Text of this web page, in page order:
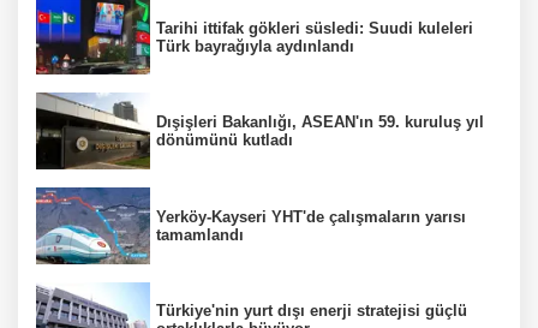
Tarihi ittifak gökleri süsledi: Suudi kuleleri
Türk bayrağıyla aydınlandı
Dışişleri Bakanlığı, ASEAN'ın 59. kuruluş yıl
dönümünü kutladı
Yerköy-Kayseri YHT'de çalışmaların yarısı
tamamlandı
Türkiye'nin yurt dışı enerji stratejisi güçlü